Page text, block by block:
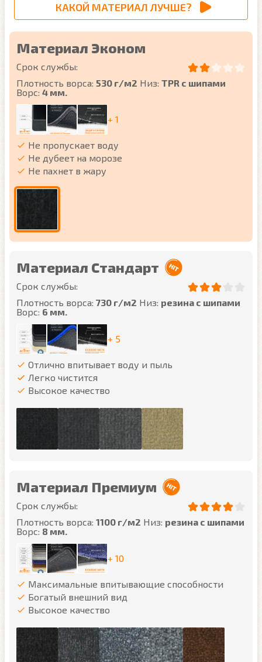
КАКОЙ МАТЕРИАЛ ЛУЧШЕ?
Материал Эконом
Срок службы:
Плотность ворса: 530 г/м2 Низ: TPR с шипами
Ворс: 4 мм.
+ 1
Не пропускает воду
Не дубеет на морозе
Не пахнет в жару
Материал Стандарт
Срок службы:
Плотность ворса: 730 г/м2 Низ: резина с шипами
Ворс: 6 мм.
+ 5
Отлично впитывает воду и пыль
Легко чистится
Высокое качество
Материал Премиум
Срок службы:
Плотность ворса: 1100 г/м2 Низ: резина с шипами
Ворс: 8 мм.
+ 10
Максимальные впитывающие способности
Богатый внешний вид
Высокое качество